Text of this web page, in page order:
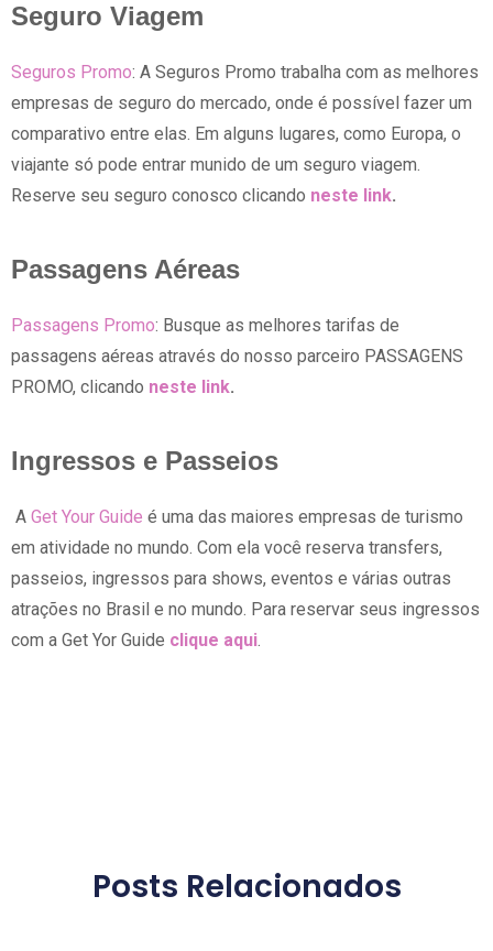
Seguro Viagem
Seguros Promo: A Seguros Promo trabalha com as melhores
empresas de seguro do mercado, onde é possível fazer um
comparativo entre elas. Em alguns lugares, como Europa, o
viajante só pode entrar munido de um seguro viagem.
Reserve seu seguro conosco clicando neste link.
Passagens Aéreas
Passagens Promo: Busque as melhores tarifas de
passagens aéreas através do nosso parceiro PASSAGENS
PROMO, clicando neste link.
Ingressos e Passeios
A Get Your Guide é uma das maiores empresas de turismo
em atividade no mundo. Com ela você reserva transfers,
passeios, ingressos para shows, eventos e várias outras
atrações no Brasil e no mundo. Para reservar seus ingressos
com a Get Yor Guide clique aqui.
Posts Relacionados